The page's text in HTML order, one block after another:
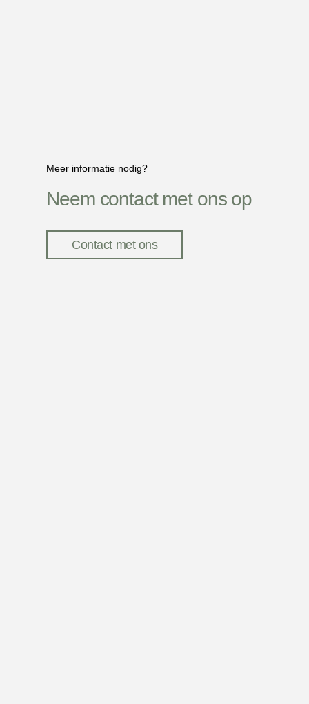
Meer informatie nodig?
Neem contact met ons op
Contact met ons